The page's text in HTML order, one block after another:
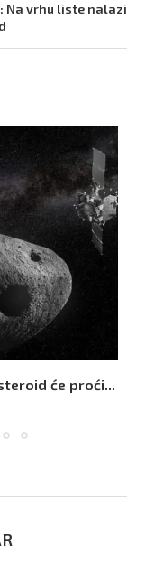
Na vrhu liste nalazi
će proći...